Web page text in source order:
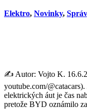
Elektro, Novinky,
✍️ Autor: Vojto K.
youtube.com/
elektrických áut je čas
pretože BYD oznámilo